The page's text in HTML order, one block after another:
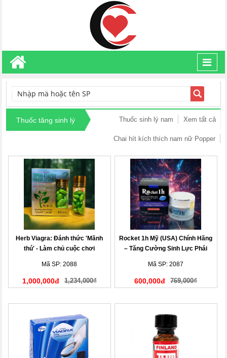
TÌM KIẾM
Thuốc tăng sinh lý Xem tất cả
Thuốc sinh lý nam
Chai hít kích thích nam nữ Popper
Herb Viagra: Đánh thức 'Mãnh
thú' - Làm chủ cuộc chơi
Mã SP: 2088
1,000,000đ 1,234,000₫
Rocket 1h Mỹ (USA) Chính Hãng
– Tăng Cường Sinh Lực Phái
Mã SP: 2087
600,000đ 769,000₫